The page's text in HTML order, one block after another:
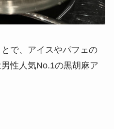
で、アイスやパフェの
性人気No.1の黒胡麻ア